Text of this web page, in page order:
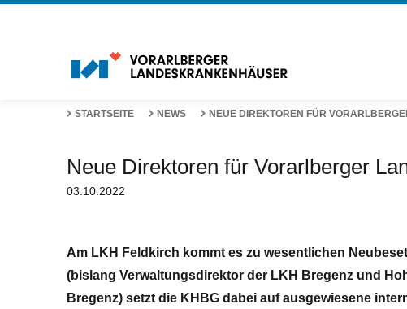
STARTSEITE NEWS NEUE DIREKTOREN FÜR
Neue Direktoren für Vorarlberger
03.10.2022
Am LKH Feldkirch kommt es zu wesentlichen
(bislang Verwaltungsdirektor der LKH Bregenz und
Bregenz) setzt die KHBG dabei auf ausgewiesene